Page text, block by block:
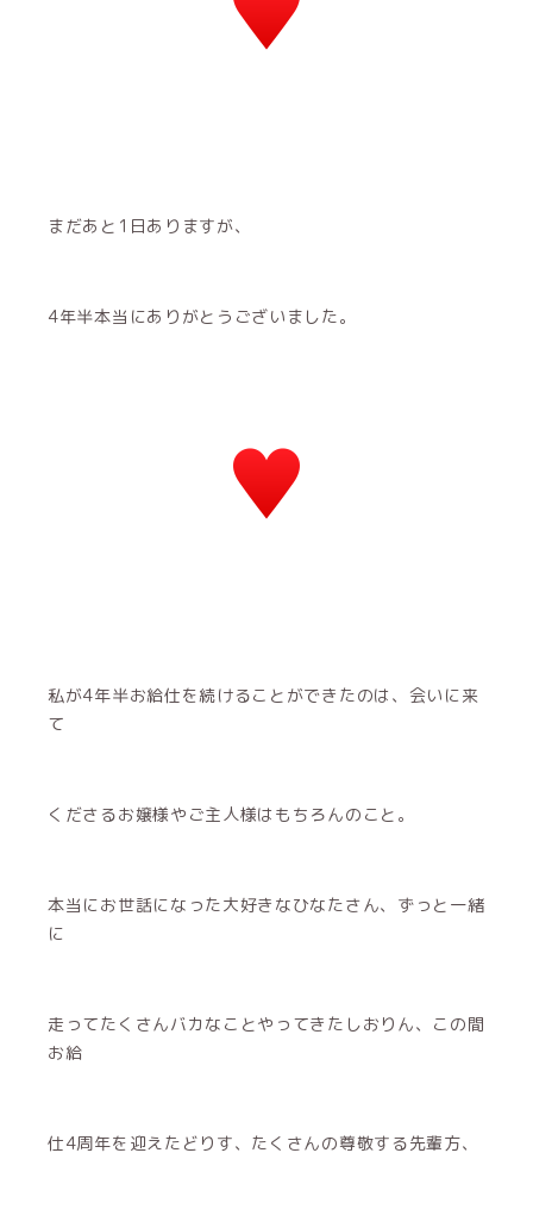
まだあと1日ありますが、
4年半本当にありがとうございました。
私が4年半お給仕を続けることができたのは、会いに来
て
くださるお嬢様やご主人様はもちろんのこと。
本当にお世話になった大好きなひなたさん、ずっと一緒
に
走ってたくさんバカなことやってきたしおりん、この間
お給
仕4周年を迎えたどりす、たくさんの尊敬する先輩方、